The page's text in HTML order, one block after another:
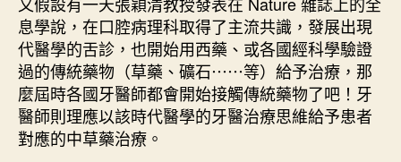
息學說，在口腔病理科取得了主流共識，發展出現
代醫學的舌診，也開始用西藥、或各國經科學驗證
過的傳統藥物（草藥、礦石⋯⋯等）給予治療，那
麼屆時各國牙醫師都會開始接觸傳統藥物了吧！牙
醫師則理應以該時代醫學的牙醫治療思維給予患者
對應的中草藥治療。